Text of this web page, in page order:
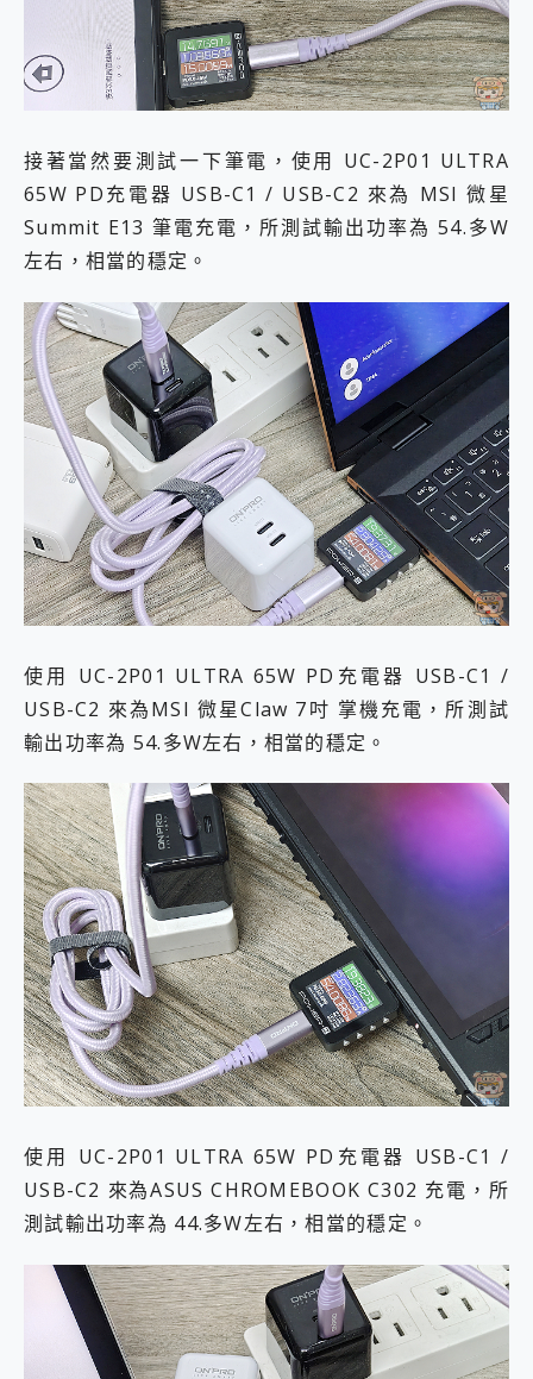
接著當然要測試一下筆電，使用 UC-2P01 ULTRA
65W PD充電器 USB-C1 / USB-C2 來為 MSI 微星
Summit E13 筆電充電，所測試輸出功率為 54.多W
左右，相當的穩定。
使用 UC-2P01 ULTRA 65W PD充電器 USB-C1 /
USB-C2 來為MSI 微星Claw 7吋 掌機充電，所測試
輸出功率為 54.多W左右，相當的穩定。
使用 UC-2P01 ULTRA 65W PD充電器 USB-C1 /
USB-C2 來為ASUS CHROMEBOOK C302 充電，所
測試輸出功率為 44.多W左右，相當的穩定。